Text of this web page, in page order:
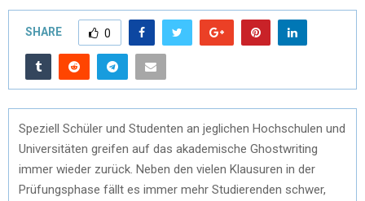
SHARE 0
Speziell Schüler und Studenten an jeglichen Hochschulen und
Universitäten greifen auf das akademische Ghostwriting
immer wieder zurück. Neben den vielen Klausuren in der
Prüfungsphase fällt es immer mehr Studierenden schwer,